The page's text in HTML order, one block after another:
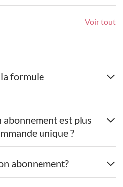
Voir tout
formule
abonnement est plus
unique ?
abonnement?